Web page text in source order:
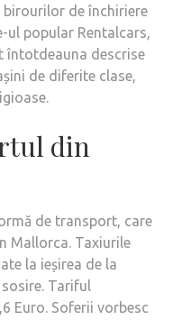
de închiriere
ul popular Rentalcars,
întotdeauna descrise
de diferite clase,
din
de transport, care
Mallorca. Taxiurile
la ieșirea de la
Tariful
Euro. Soferii vorbesc